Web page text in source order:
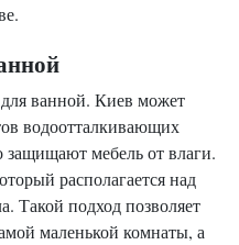
ванной. Киев может
водоотталкивающих
защищают мебель от влаги.
располагается над
Такой подход позволяет
маленькой комнаты, а